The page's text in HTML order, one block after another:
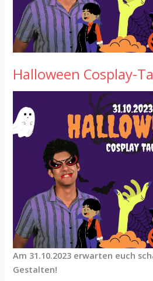
Halloween Cosplay-
Am 31.10.2023 erwarten euch
Gestalten!